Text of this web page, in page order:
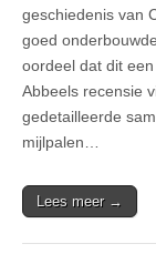
geschiedenis van
goed
oordeel dat dit
Abbeels recensie
gedetailleerde
mijlpalen…
Lees meer →